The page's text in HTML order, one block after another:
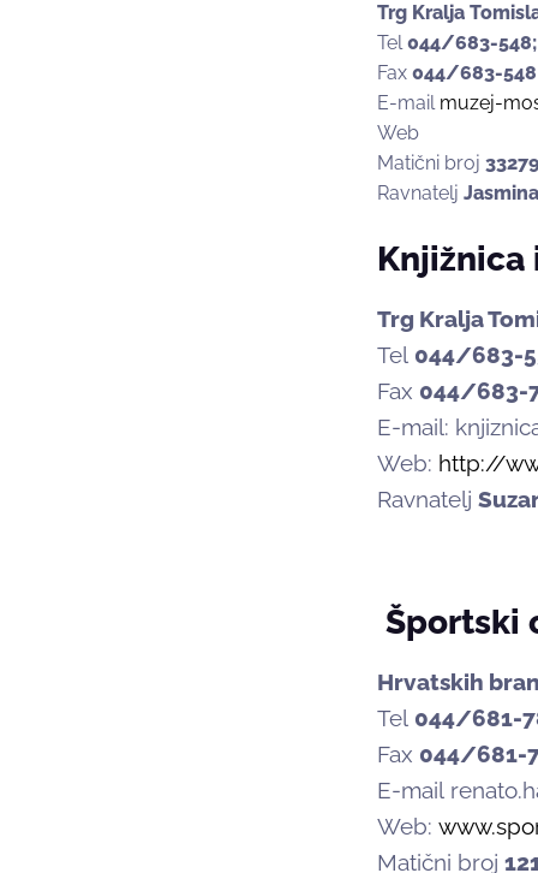
Trg Kralja
Tel044/683-
Fax 044/683-548
E-mail muzej-
Web
Matični broj
Ravnatelj
Knjižnica
Trg Kralja
Tel 044/683-
Fax 044/683-
E-mail:
Web: http://
Ravnatelj
Športski
Hrvatskih
Tel 044/681-
Fax 044/681-
E-mail
Web:
Matični broj